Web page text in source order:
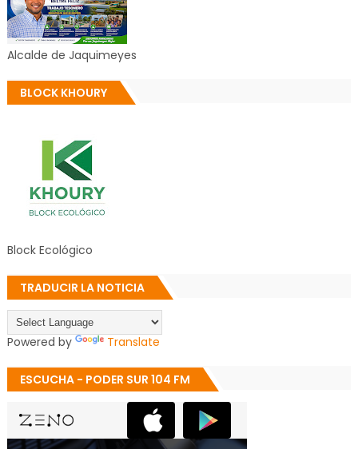
Alcalde de Jaquimeyes
BLOCK KHOURY
Block Ecológico
TRADUCIR LA NOTICIA
Powered by Translate
ESCUCHA - PODER SUR 104 FM